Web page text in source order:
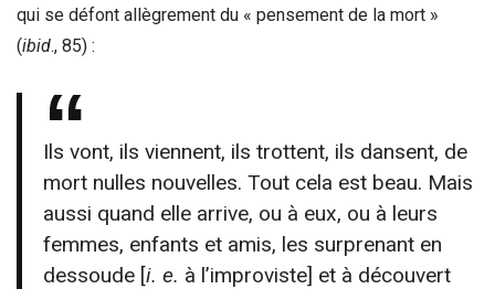
qui se défont allègrement du « pensement de la mort »
(ibid., 85) :
Ils vont, ils viennent, ils trottent, ils dansent, de
mort nulles nouvelles. Tout cela est beau. Mais
aussi quand elle arrive, ou à eux, ou à leurs
femmes, enfants et amis, les surprenant en
dessoude [i. e. à l’improviste] et à découvert